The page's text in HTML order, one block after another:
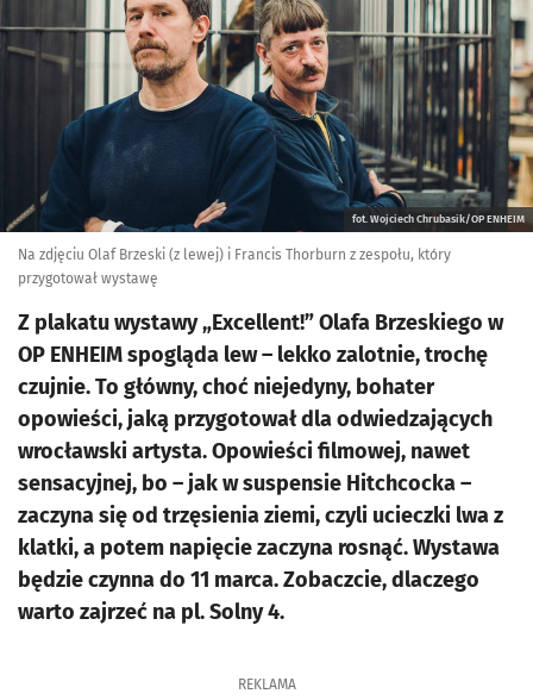
fot. Wojciech Chrubasik/OP ENHEIM
Na zdjęciu Olaf Brzeski (z lewej) i Francis Thorburn z zespołu, który
przygotował wystawę
Z plakatu wystawy „Excellent!” Olafa Brzeskiego w
OP ENHEIM spogląda lew – lekko zalotnie, trochę
czujnie. To główny, choć niejedyny, bohater
opowieści, jaką przygotował dla odwiedzających
wrocławski artysta. Opowieści filmowej, nawet
sensacyjnej, bo – jak w suspensie Hitchcocka –
zaczyna się od trzęsienia ziemi, czyli ucieczki lwa z
klatki, a potem napięcie zaczyna rosnąć. Wystawa
będzie czynna do 11 marca. Zobaczcie, dlaczego
warto zajrzeć na pl. Solny 4.
REKLAMA